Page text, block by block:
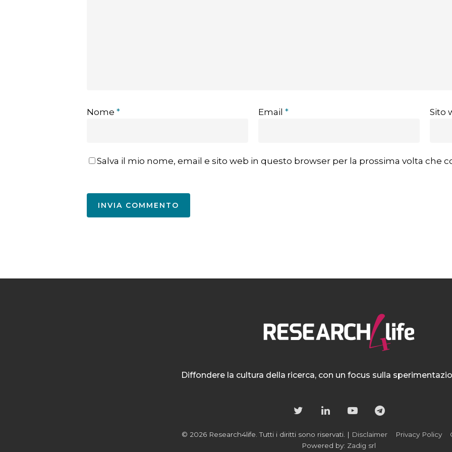
Nome * Email * Sito
Salva il mio nome, email e sito web in questo browser per la prossima volta che
Diffondere la cultura della ricerca, con un focus sulla
© 2026 Research4life. Tutti i diritti sono riservati. | Disclaimer Privacy Policy
Powered by: Zadig srl